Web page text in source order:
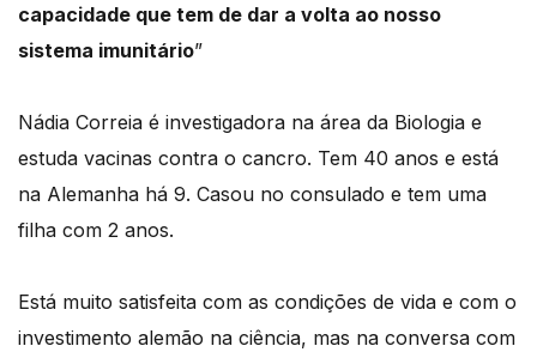
capacidade que tem de dar a volta ao nosso
sistema imunitário”
Nádia Correia é investigadora na área da Biologia e
estuda vacinas contra o cancro. Tem 40 anos e está
na Alemanha há 9. Casou no consulado e tem uma
filha com 2 anos.
Está muito satisfeita com as condições de vida e com o
investimento alemão na ciência, mas na conversa com